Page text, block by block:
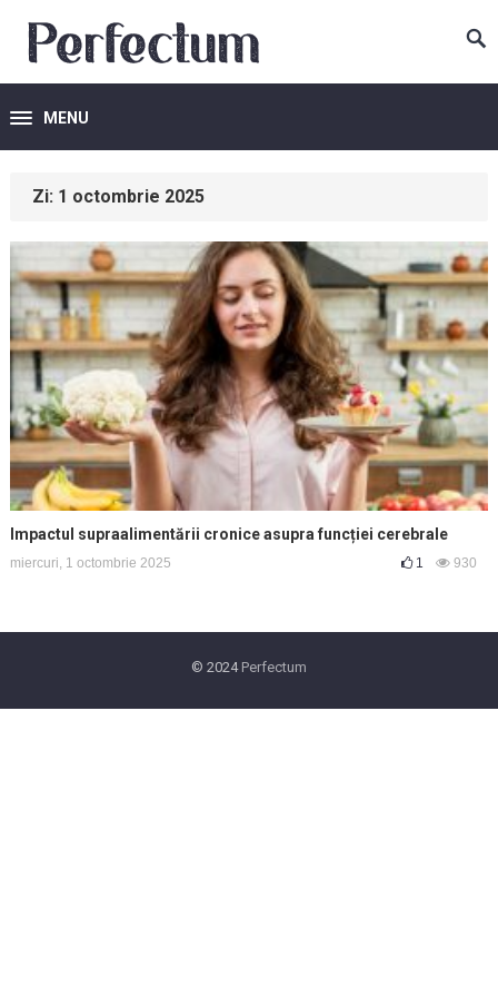
MENU
Zi: 1 octombrie 2025
Impactul supraalimentării cronice asupra funcției cerebrale
miercuri, 1 octombrie 2025 1 930
© 2024 Perfectum